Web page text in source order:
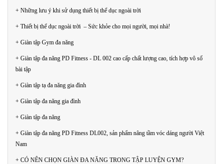
+ Những lưu ý khi sử dụng thiết bị thể dục ngoài trời
+ Thiết bị thể dục ngoài trời – Sức khỏe cho mọi người, mọi nhà!
+ Giàn tập Gym đa năng
+ Giàn tập đa năng PD Fitness - DL 002 cao cấp chất lượng cao, tích hợp vô số
bài tập
+ Giàn tập tạ đa năng gia đình
+ Giàn tập đa năng gia đình
+ Giàn tập đa năng
+ Giàn tập đa năng PD Fitness DL002, sản phẩm nâng tầm vóc dáng người Việt
Nam
+ CÓ NÊN CHỌN GIÀN ĐA NĂNG TRONG TẬP LUYỆN GYM?